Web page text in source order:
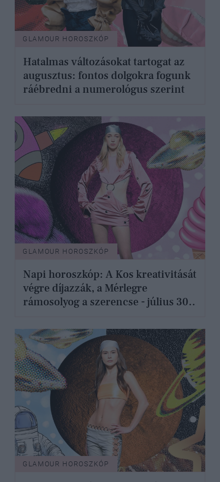
GLAMOUR HOROSZKÓP
Hatalmas változásokat tartogat az
augusztus: fontos dolgokra fogunk
ráébredni a numerológus szerint
GLAMOUR HOROSZKÓP
Napi horoszkóp: A Kos kreativitását
végre díjazzák, a Mérlegre
rámosolyog a szerencse - július 30..
GLAMOUR HOROSZKÓP